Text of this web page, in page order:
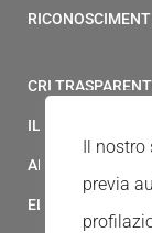
CRI
IL MODELLO 231
ALBO FORNITORI
ELENCO AVVOCATI
Il nostro
previa